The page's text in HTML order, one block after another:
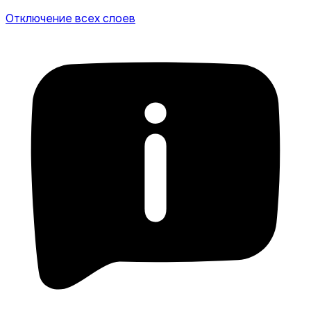
Отключение всех слоев